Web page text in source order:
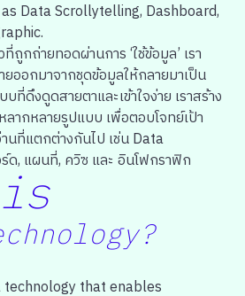
Data Scrollytelling, Dashboard,
ถูกถ่ายทอดผ่านการ ‘ใช้ข้อมูล’ เรา
ออกมาจากชุดข้อมูลให้กลายมาเป็น
ที่ดึงดูดสายตาและเข้าใจง่าย เราสร้าง
ากหลายรูปแบบ เพื่อตอบโจทย์เป้า
นที่แตกต่างกันไป เช่น Data
ด, แผนที่, ควิซ และ อินโฟกราฟิก
is
technology that enables